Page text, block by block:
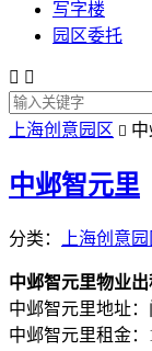
写字楼
园区委托
 
上海创意园区 
中邺智元里
分类： 上海创意
中邺智元里物业出
中邺智元里地址
中邺智元里租金